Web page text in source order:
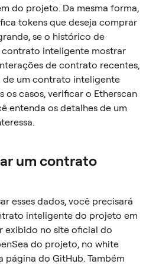
do projeto. Da mesma forma,
tokens que deseja comprar
se o histórico de
contrato inteligente mostrar
de contrato recentes,
de um contrato inteligente
os casos, verificar o Etherscan
entenda os detalhes de um
um contrato
esses dados, você precisará
inteligente do projeto em
exibido no site oficial do
do projeto, no white
página do GitHub. Também